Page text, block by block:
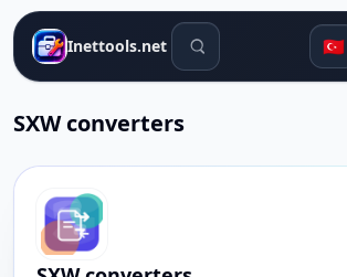
Inettools.net Arama araçları 🇹🇷
SXW converters